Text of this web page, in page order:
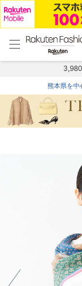
menu home
トップ
熊本県を中